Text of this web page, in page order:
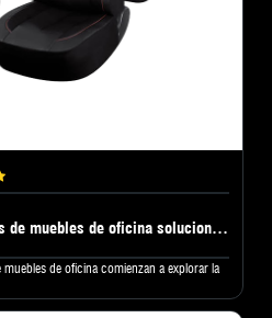
¿Cuándo buscan las marcas de muebles de oficina soluciones de fabricantes de cojines para asientos?
de oficina comienzan a explorar la